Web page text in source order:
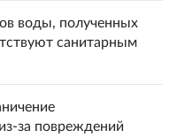
воды, полученных
санитарным
за повреждений